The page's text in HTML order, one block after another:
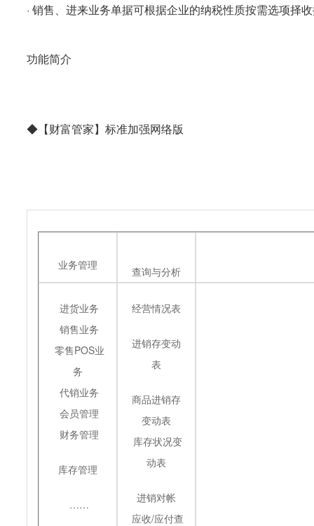
· 销售、进来业务单据可根据企业的纳税性质按需选项择
功能简介
◆【财富管家】标准加强网络版
业务管理 查询与分析
进货业务
销售业务
零售POS业
务
代销业务
会员管理
财务管理
库存管理
……
经营情况表
进销存变动
表
商品进销存
变动表
库存状况变
动表
进销对帐
应收/应付查